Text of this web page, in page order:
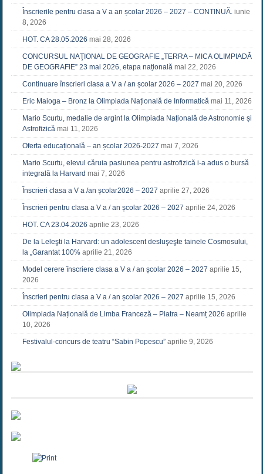
Înscrierile pentru clasa a V a an școlar 2026 – 2027 – CONTINUĂ. iunie
8, 2026
HOT. CA 28.05.2026 mai 28, 2026
CONCURSUL NAŢIONAL DE GEOGRAFIE „TERRA – MICA OLIMPIADĂ
DE GEOGRAFIE” 23 mai 2026, etapa națională mai 22, 2026
Continuare înscrieri clasa a V a / an școlar 2026 – 2027 mai 20, 2026
Eric Maioga – Bronz la Olimpiada Națională de Informatică mai 11, 2026
Mario Scurtu, medalie de argint la Olimpiada Națională de Astronomie și
Astrofizică mai 11, 2026
Oferta educațională – an școlar 2026-2027 mai 7, 2026
Mario Scurtu, elevul căruia pasiunea pentru astrofizică i-a adus o bursă
integrală la Harvard mai 7, 2026
Înscrieri clasa a V a /an școlar2026 – 2027 aprilie 27, 2026
Înscrieri pentru clasa a V a / an școlar 2026 – 2027 aprilie 24, 2026
HOT. CA 23.04.2026 aprilie 23, 2026
De la Leleşti la Harvard: un adolescent desluşeşte tainele Cosmosului,
la „Garantat 100% aprilie 21, 2026
Model cerere înscriere clasa a V a / an școlar 2026 – 2027 aprilie 15,
2026
Înscrieri pentru clasa a V a / an școlar 2026 – 2027 aprilie 15, 2026
Olimpiada Națională de Limba Franceză – Piatra – Neamț 2026 aprilie
10, 2026
Festivalul-concurs de teatru “Sabin Popescu” aprilie 9, 2026